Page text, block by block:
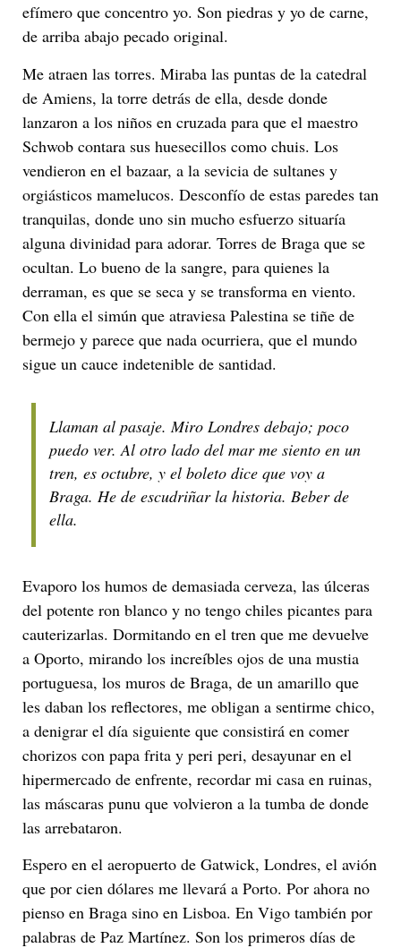
efímero que concentro yo. Son piedras y yo de carne,
de arriba abajo pecado original.
Me atraen las torres. Miraba las puntas de la catedral
de Amiens, la torre detrás de ella, desde donde
lanzaron a los niños en cruzada para que el maestro
Schwob contara sus huesecillos como chuis. Los
vendieron en el bazaar, a la sevicia de sultanes y
orgiásticos mamelucos. Desconfío de estas paredes tan
tranquilas, donde uno sin mucho esfuerzo situaría
alguna divinidad para adorar. Torres de Braga que se
ocultan. Lo bueno de la sangre, para quienes la
derraman, es que se seca y se transforma en viento.
Con ella el simún que atraviesa Palestina se tiñe de
bermejo y parece que nada ocurriera, que el mundo
sigue un cauce indetenible de santidad.
Llaman al pasaje. Miro Londres debajo; poco
puedo ver. Al otro lado del mar me siento en un
tren, es octubre, y el boleto dice que voy a
Braga. He de escudriñar la historia. Beber de
ella.
Evaporo los humos de demasiada cerveza, las úlceras
del potente ron blanco y no tengo chiles picantes para
cauterizarlas. Dormitando en el tren que me devuelve
a Oporto, mirando los increíbles ojos de una mustia
portuguesa, los muros de Braga, de un amarillo que
les daban los reflectores, me obligan a sentirme chico,
a denigrar el día siguiente que consistirá en comer
chorizos con papa frita y peri peri, desayunar en el
hipermercado de enfrente, recordar mi casa en ruinas,
las máscaras punu que volvieron a la tumba de donde
las arrebataron.
Espero en el aeropuerto de Gatwick, Londres, el avión
que por cien dólares me llevará a Porto. Por ahora no
pienso en Braga sino en Lisboa. En Vigo también por
palabras de Paz Martínez. Son los primeros días de